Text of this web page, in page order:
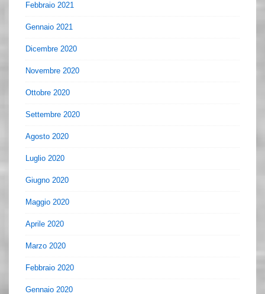
Febbraio 2021
Gennaio 2021
Dicembre 2020
Novembre 2020
Ottobre 2020
Settembre 2020
Agosto 2020
Luglio 2020
Giugno 2020
Maggio 2020
Aprile 2020
Marzo 2020
Febbraio 2020
Gennaio 2020